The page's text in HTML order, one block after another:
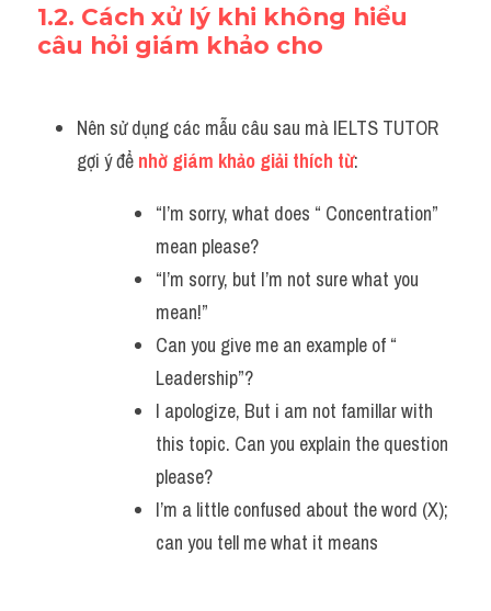
Đề thi thật Task 2
Listening
Writing
Reading
1.2. Cách xử lý khi không hiểu
câu hỏi giám khảo cho
Nên sử dụng các mẫu câu sau mà IELTS TUTOR
gợi ý để nhờ giám khảo giải thích từ:
“I’m sorry, what does “ Concentration”
mean please?
“I’m sorry, but I’m not sure what you
mean!”
Can you give me an example of “
Leadership”?
I apologize, But i am not famillar with
this topic. Can you explain the question
please?
I’m a little confused about the word (X);
can you tell me what it means